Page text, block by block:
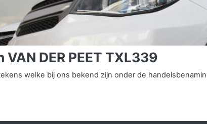
DER PEET TXL339
welke bij ons bekend zijn onder de